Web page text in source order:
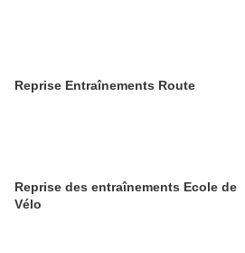
Reprise Entraînements Route
Reprise des entraînements Ecole de
Vélo